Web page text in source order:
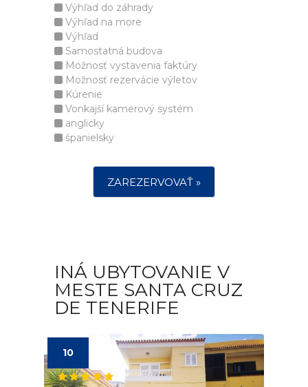
Výhľad do záhrady
Výhľad na more
Výhľad
Samostatná budova
Možnosť vystavenia faktúry
Možnosť rezervácie výletov
Kúrenie
Vonkajší kamerový systém
anglicky
španielsky
ZAREZERVOVAŤ »
INÁ UBYTOVANIE V
MESTE SANTA CRUZ
DE TENERIFE
10